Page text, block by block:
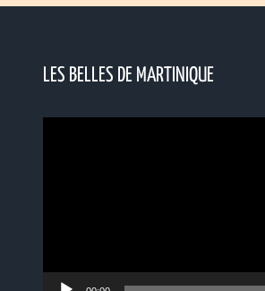
LES BELLES DE MARTINIQUE